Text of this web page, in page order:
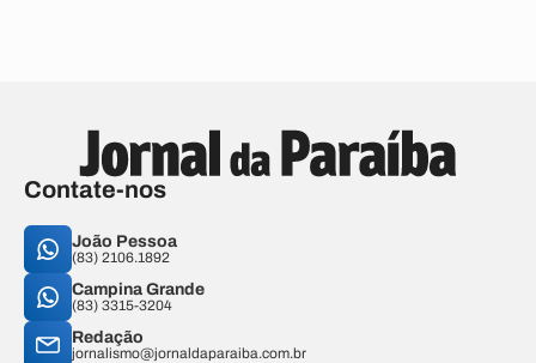
Contate-nos
João Pessoa
(83) 2106.1892
Campina Grande
(83) 3315-3204
Redação
jornalismo@jornaldaparaiba.com.br